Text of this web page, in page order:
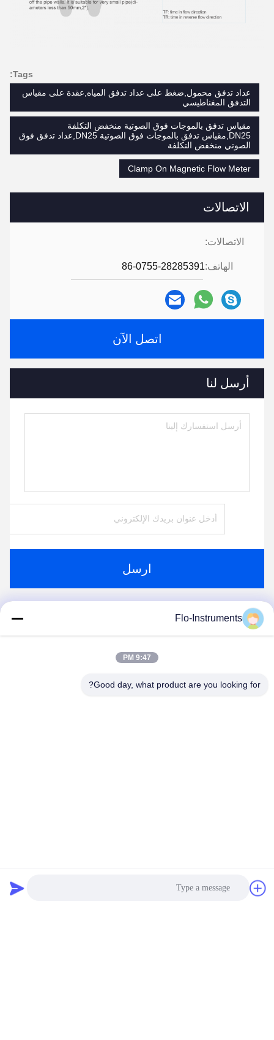
الاتصالات
الاتصالات:
الهاتف:86-0755-28285391
اتصل الآن
أرسل لنا
ارسل
Tags:
عداد تدفق محمول,ضغط على عداد تدفق المياه,عقدة على مقياس
التدفق المغناطيسي
مقياس تدفق بالموجات فوق الصوتية منخفض التكلفة
DN25,مقياس تدفق بالموجات فوق الصوتية DN25,عداد تدفق فوق
الصوتي منخفض التكلفة
Clamp On Magnetic Flow Meter
منتجات مماثلة
Flo-Instruments
9:47 PM
Good day, what product are you looking for?